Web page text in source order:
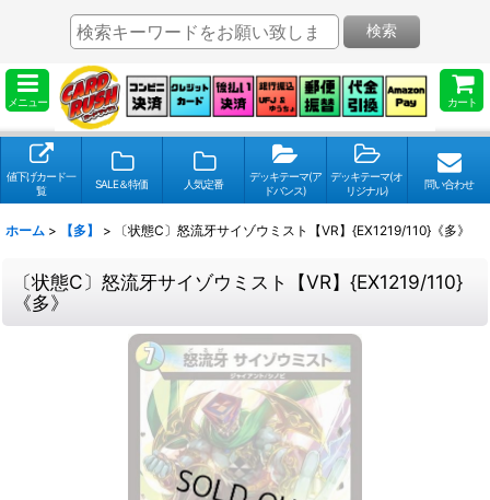
メニュー カート
検索
値下げカード一
覧
SALE＆特価 人気定番
デッキテーマ(ア
ドバンス)
デッキテーマ(オ
リジナル)
問い合わせ
ホーム > 【多】 > 〔状態C〕怒流牙サイゾウミスト【VR】{EX1219/110}《多》
〔状態C〕怒流牙サイゾウミスト【VR】{EX1219/110}
《多》